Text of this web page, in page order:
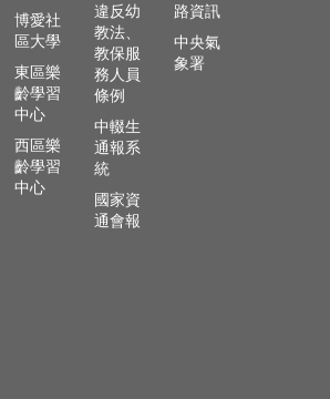
博愛社
區大學
東區樂
齡學習
中心
西區樂
齡學習
中心
違反幼
教法、
教保服
務人員
條例
中輟生
通報系
統
國家資
通會報
路資訊
中央氣
象署